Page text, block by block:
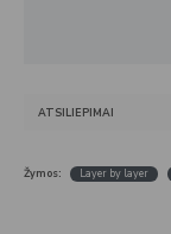
ATSILIEPIMAI
Žymos: Layer by layer